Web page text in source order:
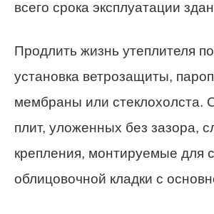
всего срока эксплуатации
Продлить жизнь утеплителя
установка ветрозащиты,
мембраны или стеклохолста.
плит, уложенных без зазора,
крепления, монтируемые для
облицовочной кладки с